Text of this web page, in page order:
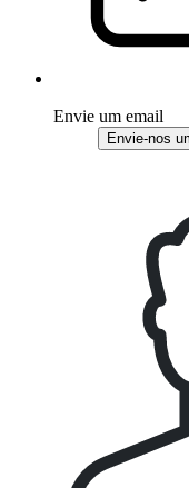
Envie um email
Envie-nos